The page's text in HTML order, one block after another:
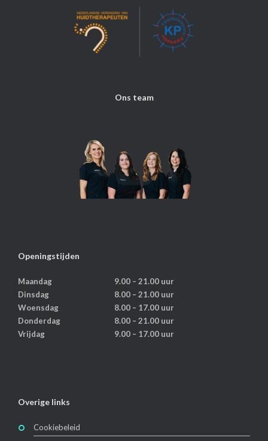
Ons team
Openingstijden
Maandag
9.00 – 21.00 uur
Dinsdag
8.00 – 21.00 uur
Woensdag
8.00 – 17.00 uur
Donderdag
8.00 – 21.00 uur
Vrijdag
9.00 – 17.00 uur
Overige links
Cookiebeleid